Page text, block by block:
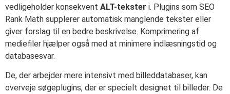
vedligeholder konsekvent ALT-tekster i. Plugins som SEO
Rank Math supplerer automatisk manglende tekster eller
giver forslag til en bedre beskrivelse. Komprimering af
mediefiler hjælper også med at minimere indlæsningstid og
databasesvar.
De, der arbejder mere intensivt med billeddatabaser, kan
overveje søgeplugins, der er specielt designet til billeder. De